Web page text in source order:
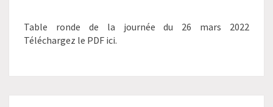
PARTENAIRES
DE
>
Table ronde de la journée du 26 mars 2022
Téléchargez le PDF ici.